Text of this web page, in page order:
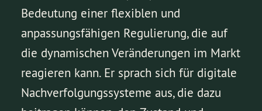
Bedeutung einer flexiblen und
anpassungsfähigen Regulierung, die auf
die dynamischen Veränderungen im Markt
reagieren kann. Er sprach sich für digitale
Nachverfolgungssysteme aus, die dazu